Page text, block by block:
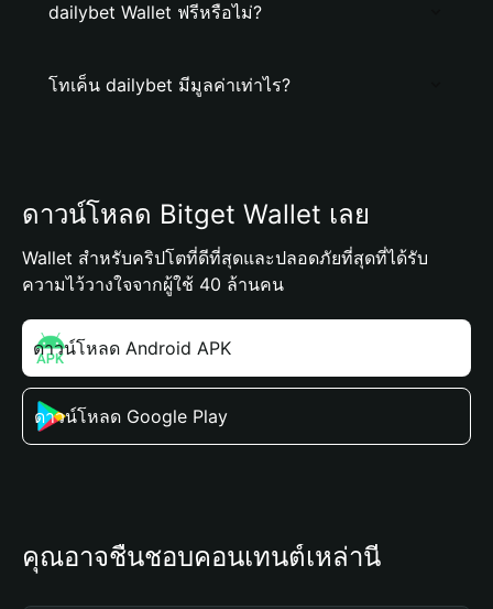
dailybet Wallet ฟรีหรือไม่?
โทเค็น dailybet มีมูลค่าเท่าไร?
ดาวน์โหลด Bitget Wallet เลย
Wallet สำหรับคริปโตที่ดีที่สุดและปลอดภัยที่สุดที่ได้รับ
ความไว้วางใจจากผู้ใช้ 40 ล้านคน
ดาวน์โหลด Android APK
ดาวน์โหลด Google Play
คุณอาจชื่นชอบคอนเทนต์เหล่านี้